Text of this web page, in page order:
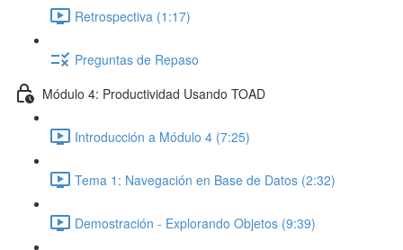
Retrospectiva (1:17)
Preguntas de Repaso
Módulo 4: Productividad Usando TOAD
Introducción a Módulo 4 (7:25)
Tema 1: Navegación en Base de Datos (2:32)
Demostración - Explorando Objetos (9:39)